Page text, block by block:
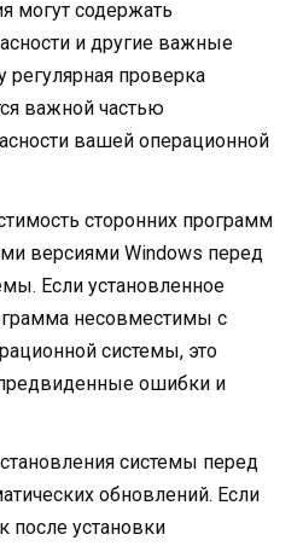
могут содержать
и другие важные
регулярная проверка
важной частью
вашей операционной
сторонних программ
версиями Windows перед
Если установленное
несовместимы с
системы, это
ошибки и
системы перед
обновлений. Если
после установки